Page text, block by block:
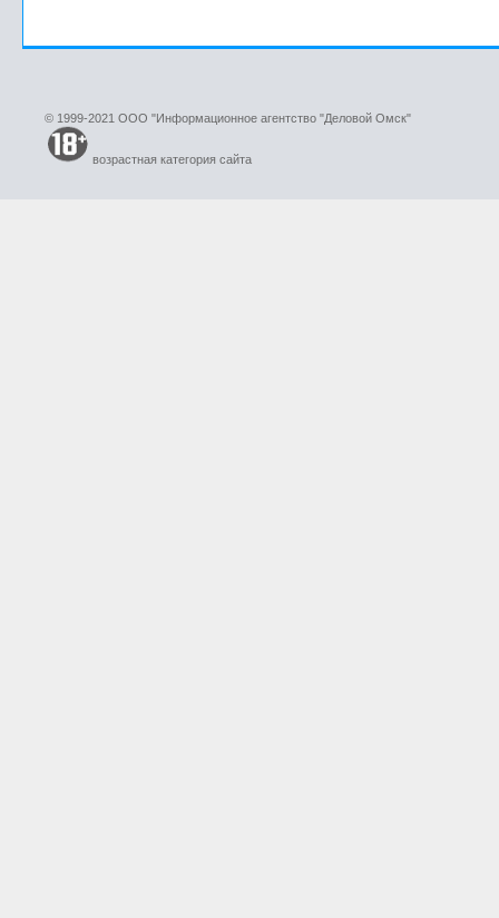
© 1999-2021 ООО "Информационное агентство "Деловой Омск"
возрастная категория сайта